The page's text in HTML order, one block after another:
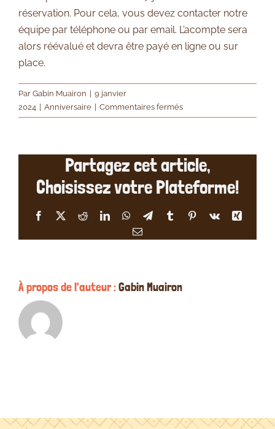
réservation. Pour cela, vous devez contacter notre
équipe par téléphone ou par email. L’acompte sera
alors réévalué et devra être payé en ligne ou sur
place.
Par Gabin Muairon
9 janvier
2024
Anniversaire Commentaires ferméssur
Puis-
des
options
supplémentaires
avoir
?
Partagez cet article,
Choisissez votre Plateforme!
Facebook
X RedditLinkedInWhatsApp
TelegramTumblrPinterest
Vk
Xing
Email
À propos de l'auteur :Gabin Muairon